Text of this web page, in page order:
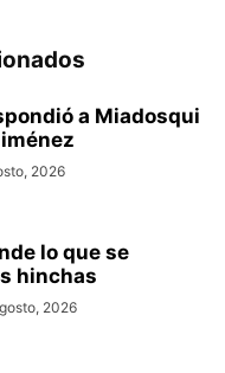
a Miadosqui
2026
lo que se
hinchas
2026